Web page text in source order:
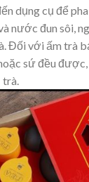
dụng cụ để
nước đun sôi,
Đối với ấm trà
sứ đều